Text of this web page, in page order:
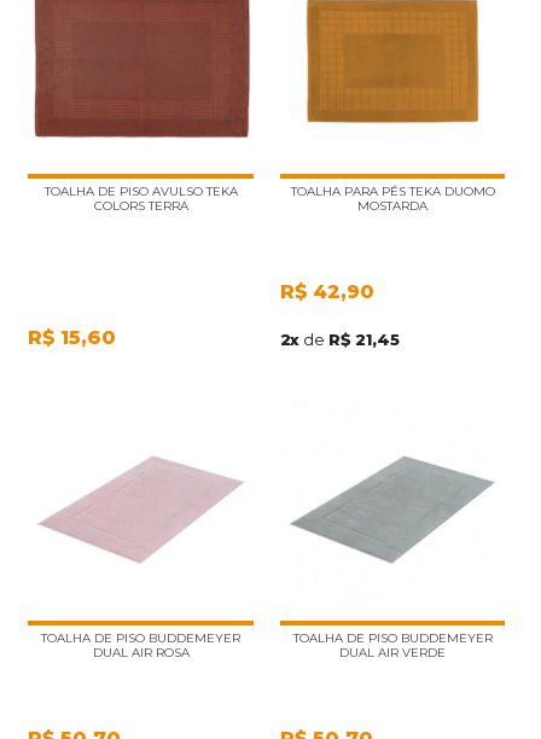
TOALHA DE PISO AVULSO TEKA
COLORS TERRA
R$ 15,60
TOALHA PARA PÉS TEKA DUOMO
MOSTARDA
R$ 42,90
2x de R$ 21,45
TOALHA DE PISO BUDDEMEYER
DUAL AIR ROSA
TOALHA DE PISO BUDDEMEYER
DUAL AIR VERDE